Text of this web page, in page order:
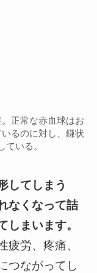
正常な赤血球はお
るのに対し、鎌状
いる。
してしまう
なくなって詰
しまいます。
疲労、疼痛、
つながってし